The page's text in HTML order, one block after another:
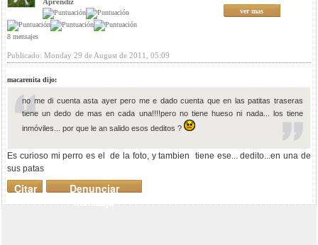
8 mensajes
ver mas
Publicado: Monday 29 de August de 2011, 05:09
macarenita dijo:
no me di cuenta asta ayer pero me e dado cuenta que en las patitas traseras
tiene un dedo de mas en cada una!!!!pero no tiene hueso ni nada... los tiene
inmóviles... por que le an salido esos deditos ?
Es curioso mi perro es el de la foto, y tambien tiene ese... dedito...en una de
sus patas
Denunciar
mensaje
Citar